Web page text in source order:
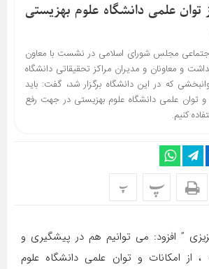
از توان علمی دانشگاه علوم بهزیستی
مجلس شورای اسلامی در نشست با معاون
و معاونان و مدیران مراکز تحقیقاتی دانشگاه
که در این دانشگاه برگزار شد، گفت: باید
و توان علمی دانشگاه علوم بهزیستی در جهت رفع
کنیم.
پ پ
” افزود: می توانیم هم در پیشگیری و
از امکانات و توان علمی دانشگاه علوم